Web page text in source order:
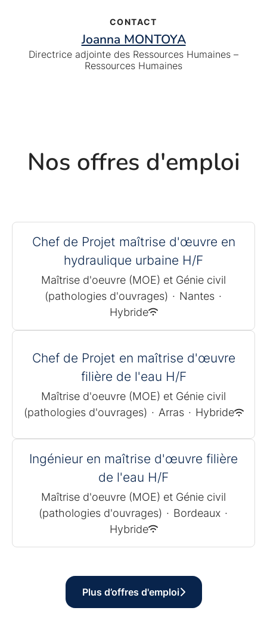
CONTACT
Joanna MONTOYA
Directrice adjointe des Ressources Humaines –
Ressources Humaines
Nos offres d'emploi
Chef de Projet maîtrise d'œuvre en
hydraulique urbaine H/F
Maîtrise d'oeuvre (MOE) et Génie civil
(pathologies d'ouvrages) · Nantes ·
Hybride
Chef de Projet en maîtrise d'œuvre
filière de l'eau H/F
Maîtrise d'oeuvre (MOE) et Génie civil
(pathologies d'ouvrages) · Arras · Hybride
Ingénieur en maîtrise d'œuvre filière
de l'eau H/F
Maîtrise d'oeuvre (MOE) et Génie civil
(pathologies d'ouvrages) · Bordeaux ·
Hybride
Plus d’offres d'emploi